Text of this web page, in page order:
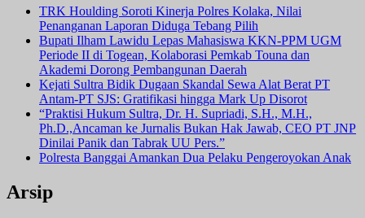
TRK Houlding Soroti Kinerja Polres Kolaka, Nilai
Penanganan Laporan Diduga Tebang Pilih
Bupati Ilham Lawidu Lepas Mahasiswa KKN-PPM UGM
Periode II di Togean, Kolaborasi Pemkab Touna dan
Akademi Dorong Pembangunan Daerah
Kejati Sultra Bidik Dugaan Skandal Sewa Alat Berat PT
Antam-PT SJS: Gratifikasi hingga Mark Up Disorot
“Praktisi Hukum Sultra, Dr. H. Supriadi, S.H., M.H.,
Ph.D.,Ancaman ke Jurnalis Bukan Hak Jawab, CEO PT JNP
Dinilai Panik dan Tabrak UU Pers.”
Polresta Banggai Amankan Dua Pelaku Pengeroyokan Anak
Arsip